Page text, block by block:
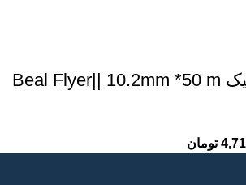
طناب بئال دینامیک Beal Flyer|| 10.2mm *50 m
تومان